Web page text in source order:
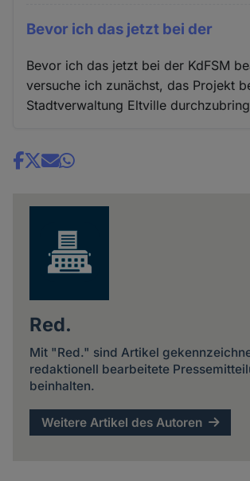
Bevor ich das jetzt bei der
Bevor ich das jetzt bei der KdFSM
versuche ich zunächst, das Projekt
Stadtverwaltung Eltville
Share
Red.
Mit "Red." sind Artikel
redaktionell bearbeitete
beinhalten.
Weitere Artikel des Autoren